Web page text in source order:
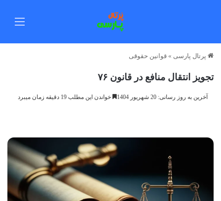
پرتال پارسی » قوانین حقوقی
تجویز انتقال منافع در قانون ۷۶
آخرین به روز رسانی: 20 شهریور 1404 خواندن این مطلب 19 دقیقه زمان میبرد